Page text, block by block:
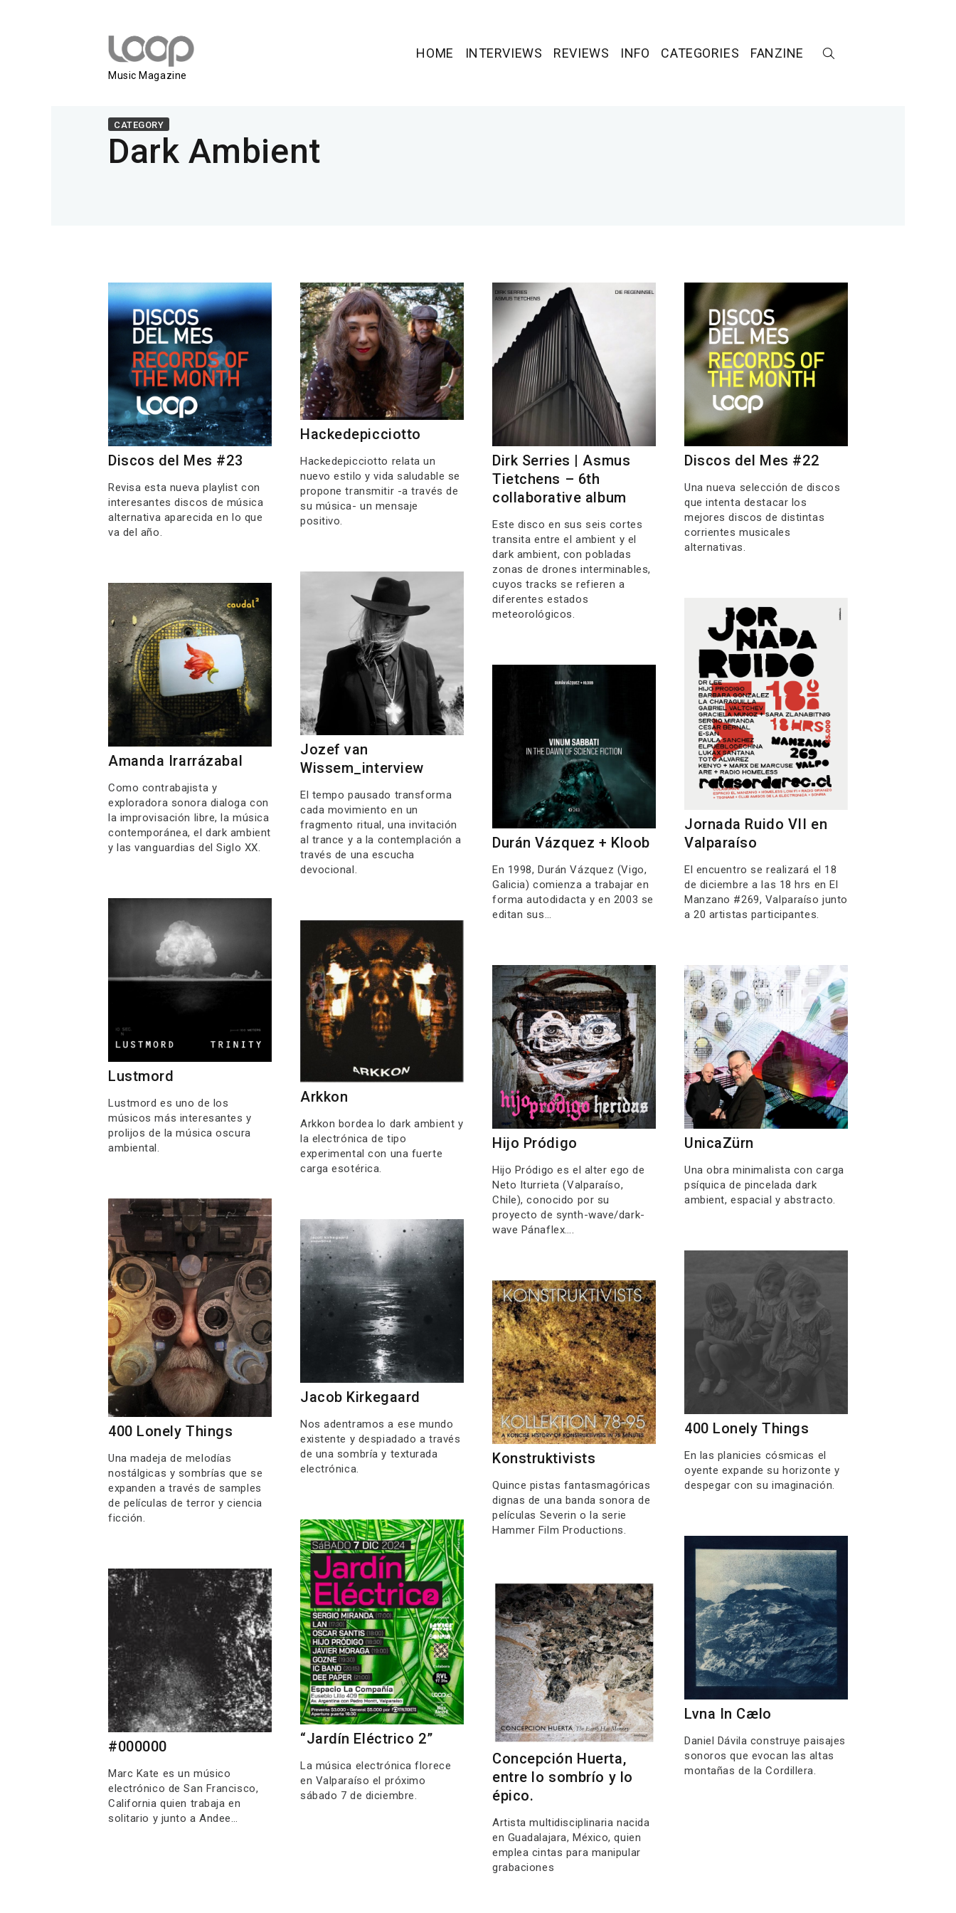
Music Magazine
HOME INTERVIEWS REVIEWS INFO CATEGORIES FANZINE
CATEGORY
Dark Ambient
Discos del Mes #23
Revisa esta nueva playlist con
interesantes discos de música
alternativa aparecida en lo que
va del año.
Hackedepicciotto
Hackedepicciotto relata un
nuevo estilo y vida saludable se
propone transmitir -a través de
su música- un mensaje
positivo.
Dirk Serries | Asmus
Tietchens – 6th
collaborative album
Este disco en sus seis cortes
transita entre el ambient y el
dark ambient, con pobladas
zonas de drones interminables,
cuyos tracks se refieren a
diferentes estados
meteorológicos.
Discos del Mes #22
Una nueva selección de discos
que intenta destacar los
mejores discos de distintas
corrientes musicales
alternativas.
Jozef van
Wissem_interview
El tempo pausado transforma
cada movimiento en un
fragmento ritual, una invitación
al trance y a la contemplación a
través de una escucha
devocional.
Amanda Irarrázabal
Como contrabajista y
exploradora sonora dialoga con
la improvisación libre, la música
contemporánea, el dark ambient
y las vanguardias del Siglo XX.
Jornada Ruido VII en
Valparaíso
El encuentro se realizará el 18
de diciembre a las 18 hrs en El
Manzano #269, Valparaíso junto
a 20 artistas participantes.
Durán Vázquez + Kloob
En 1998, Durán Vázquez (Vigo,
Galicia) comienza a trabajar en
forma autodidacta y en 2003 se
editan sus…
Lustmord
Lustmord es uno de los
músicos más interesantes y
prolijos de la música oscura
ambiental.
Arkkon
Arkkon bordea lo dark ambient y
la electrónica de tipo
experimental con una fuerte
carga esotérica.
Hijo Pródigo
Hijo Pródigo es el alter ego de
Neto Iturrieta (Valparaíso,
Chile), conocido por su
proyecto de synth-wave/dark-
wave Pánaflex….
UnicaZürn
Una obra minimalista con carga
psíquica de pincelada dark
ambient, espacial y abstracto.
400 Lonely Things
Una madeja de melodías
nostálgicas y sombrías que se
expanden a través de samples
de películas de terror y ciencia
ficción.
Jacob Kirkegaard
Nos adentramos a ese mundo
existente y despiadado a través
de una sombría y texturada
electrónica.
400 Lonely Things
En las planicies cósmicas el
oyente expande su horizonte y
despegar con su imaginación.
Konstruktivists
Quince pistas fantasmagóricas
dignas de una banda sonora de
películas Severin o la serie
Hammer Film Productions.
“Jardín Eléctrico 2”
La música electrónica florece
en Valparaíso el próximo
sábado 7 de diciembre.
Lvna In Cælo
Daniel Dávila construye paisajes
sonoros que evocan las altas
montañas de la Cordillera.
#000000
Marc Kate es un músico
electrónico de San Francisco,
California quien trabaja en
solitario y junto a Andee…
Concepción Huerta,
entre lo sombrío y lo
épico.
Artista multidisciplinaria nacida
en Guadalajara, México, quien
emplea cintas para manipular
grabaciones